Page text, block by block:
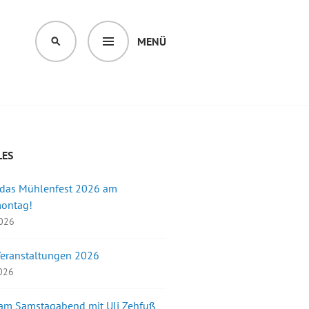
MENÜ
SUCHEN
Mühlenfest 2026 am
2026
Samstagabend mit Uli Zehfuß